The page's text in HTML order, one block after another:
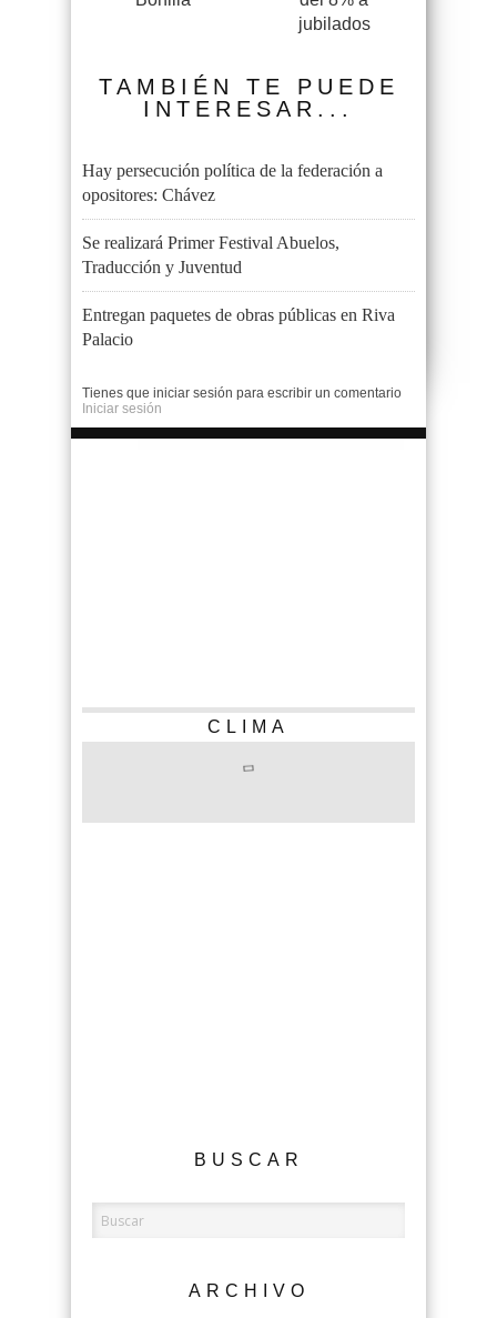
jubilados
TAMBIÉN TE PUEDE
INTERESAR...
Hay persecución política de la federación a
opositores: Chávez
Se realizará Primer Festival Abuelos,
Traducción y Juventud
Entregan paquetes de obras públicas en Riva
Palacio
Tienes que iniciar sesión para escribir un comentario
Iniciar sesión
CLIMA
BUSCAR
ARCHIVO